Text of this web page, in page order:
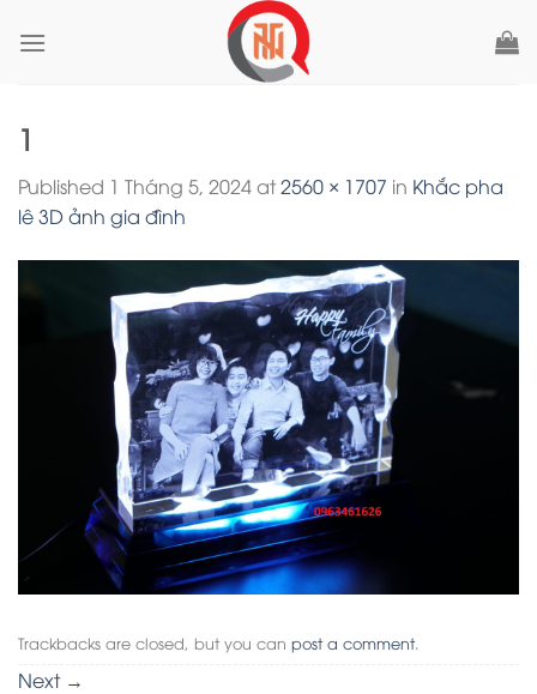
1
Published 1 Tháng 5, 2024at2560 × 1707 in Khắc pha
lê 3D ảnh gia đình
Trackbacks are closed, but you can post a comment.
Next →